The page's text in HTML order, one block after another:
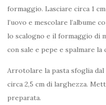
formaggio. Lasciare circa 1
l’uovo e mescolare l’albume
lo scalogno e il formaggio di
con sale e pepe e spalmare
Arrotolare la pasta sfoglia
circa 2,5 cm di larghezza.
preparata.